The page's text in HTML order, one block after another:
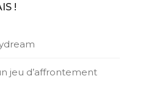
!
jeu d’affrontement